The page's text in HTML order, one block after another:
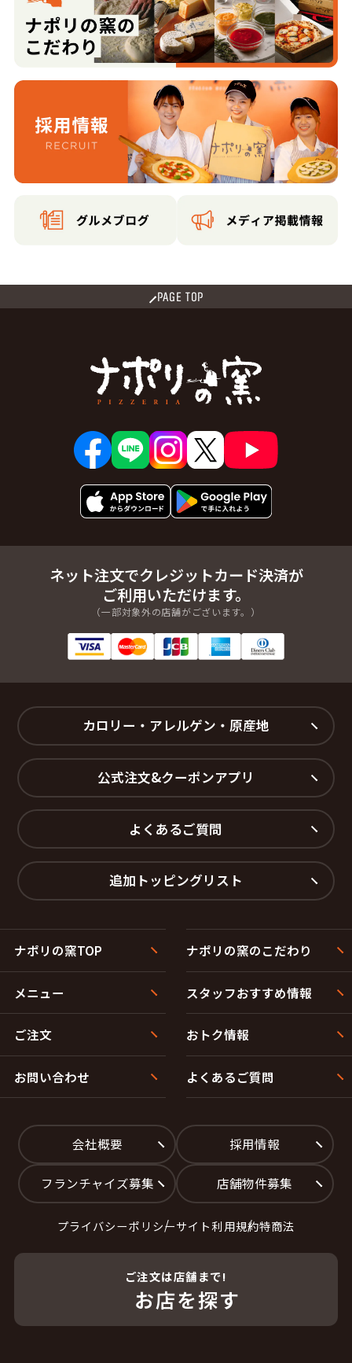
PAGE TOP
ネット注文でクレジットカード決済が
ご利用いただけます。
（一部対象外の店舗がございます。）
カロリー・アレルゲン・原産地
公式注文&クーポンアプリ
よくあるご質問
追加トッピングリスト
ナポリの窯TOP ナポリの窯のこだわり
メニュー スタッフおすすめ情報
ご注文 おトク情報
お問い合わせ よくあるご質問
会社概要 採用情報
フランチャイズ募集 店舗物件募集
プライバシーポリシーサイト利用規約特商法
ご注文は店舗まで!
お店を探す